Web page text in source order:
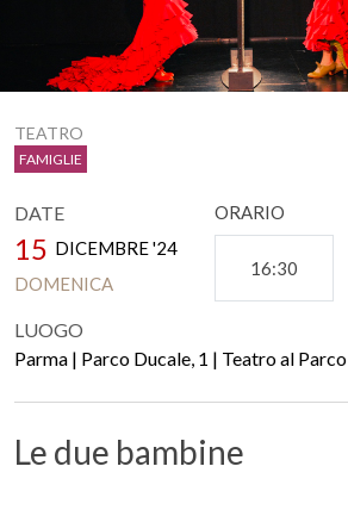
TEATRO
FAMIGLIE
DATE
15 DICEMBRE '24
DOMENICA
ORARIO
16:30
LUOGO
Parma | Parco Ducale, 1 | Teatro al Parco
Le due bambine